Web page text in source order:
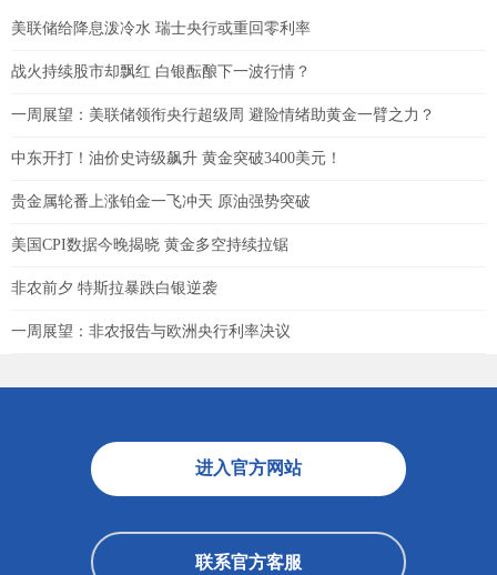
美联储给降息泼冷水 瑞士央行或重回零利率
战火持续股市却飘红 白银酝酿下一波行情？
一周展望：美联储领衔央行超级周 避险情绪助黄金一臂之力？
中东开打！油价史诗级飙升 黄金突破3400美元！
贵金属轮番上涨铂金一飞冲天 原油强势突破
美国CPI数据今晚揭晓 黄金多空持续拉锯
非农前夕 特斯拉暴跌白银逆袭
一周展望：非农报告与欧洲央行利率决议
进入官方网站
联系官方客服